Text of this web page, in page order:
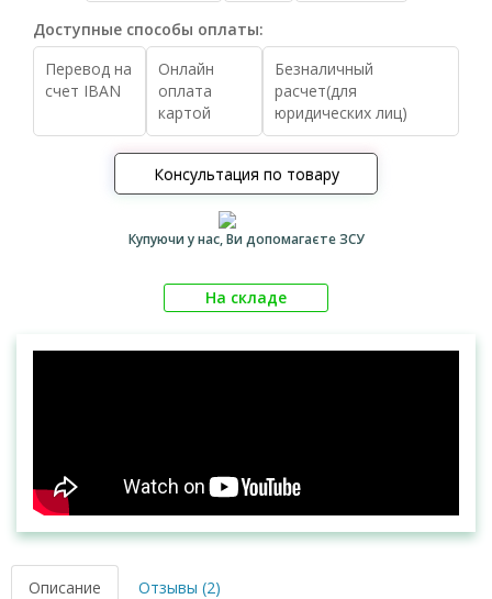
Доступные способы оплаты:
Перевод на
счет IBAN
Онлайн
оплата
картой
Безналичный
расчет(для
юридических лиц)
Консультация по товару
Купуючи у нас, Ви допомагаєте ЗСУ
На складе
Описание Отзывы (2)